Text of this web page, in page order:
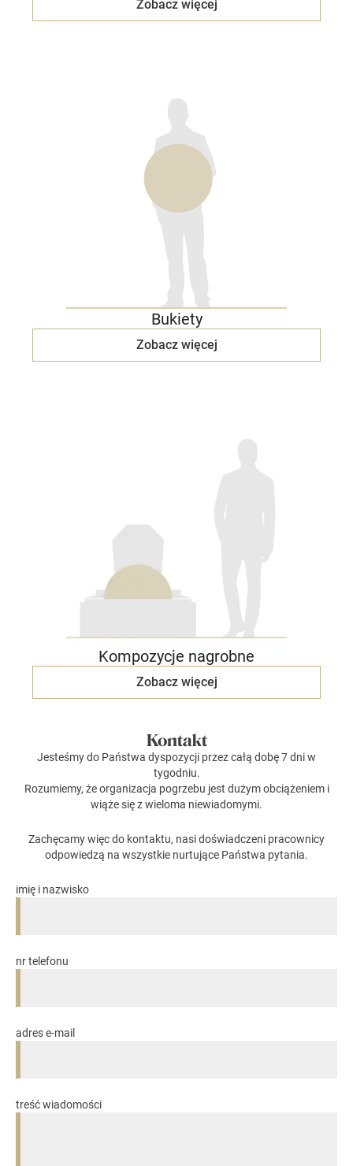
Zobacz więcej
Bukiety
Zobacz więcej
Kompozycje nagrobne
Zobacz więcej
Kontakt
Jesteśmy do Państwa dyspozycji przez całą dobę 7 dni w
tygodniu.
Rozumiemy, że organizacja pogrzebu jest dużym obciążeniem i
wiąże się z wieloma niewiadomymi.
Zachęcamy więc do kontaktu, nasi doświadczeni pracownicy
odpowiedzą na wszystkie nurtujące Państwa pytania.
imię i nazwisko
nr telefonu
adres e-mail
treść wiadomości